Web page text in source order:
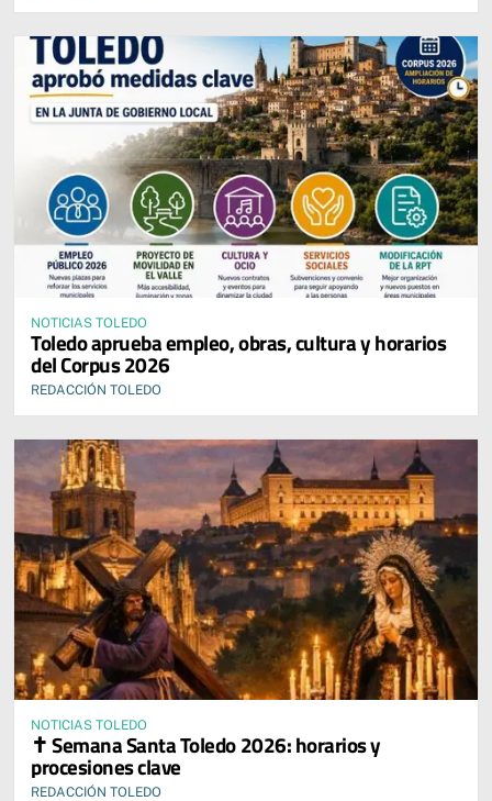
NOTICIAS TOLEDO
Toledo aprueba empleo, obras, cultura y horarios
del Corpus 2026
REDACCIÓN TOLEDO
NOTICIAS TOLEDO
✝️ Semana Santa Toledo 2026: horarios y
procesiones clave
REDACCIÓN TOLEDO